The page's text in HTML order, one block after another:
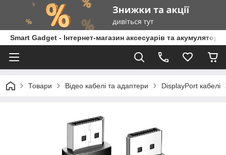
Smart Gadget - Інтернет-магазин аксесуарів та акумуляторів
Товари Відео кабелі та адаптери DisplayPort кабелі